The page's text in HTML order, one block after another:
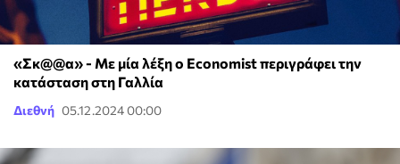
«Σκ@@α» - Με μία λέξη ο Economist περιγράφει την
κατάσταση στη Γαλλία
Διεθνή 05.12.2024 00:00